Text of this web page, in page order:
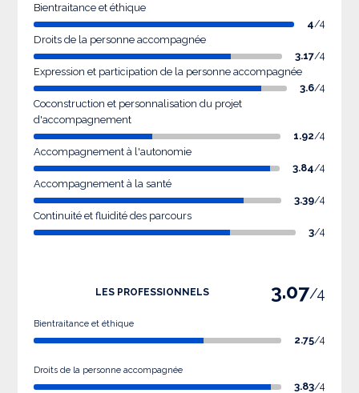
Bientraitance et éthique
4/4
Droits de la personne accompagnée
3.17/4
Expression et participation de la personne accompagnée
3.6/4
Coconstruction et personnalisation du projet
d'accompagnement
1.92/4
Accompagnement à l'autonomie
3.84/4
Accompagnement à la santé
3.39/4
Continuité et fluidité des parcours
3/4
LES PROFESSIONNELS 3.07/4
Bientraitance et éthique
2.75/4
Droits de la personne accompagnée
3.83/4